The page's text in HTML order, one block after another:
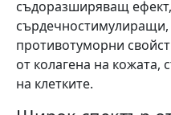
съдоразширяващ
сърдечностимулиращи,
противотуморни
от колагена на кожата,
на клетките.